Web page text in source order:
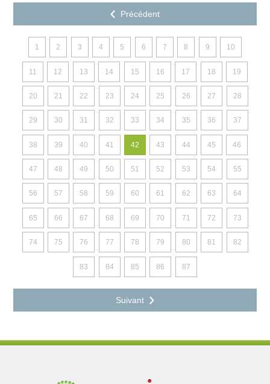
1 2 3 4 5 6 7 8 9 10
11 12 13 14 15 16 17 18 19
20 21 22 23 24 25 26 27 28
29 30 31 32 33 34 35 36 37
38 39 40 41 42 43 44 45 46
47 48 49 50 51 52 53 54 55
56 57 58 59 60 61 62 63 64
65 66 67 68 69 70 71 72 73
74 75 76 77 78 79 80 81 82
83 84 85 86 87